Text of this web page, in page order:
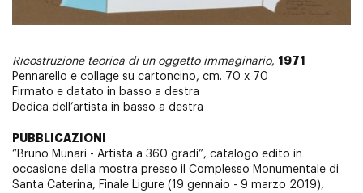
Ricostruzione teorica di un oggetto immaginario, 1971
Pennarello e collage su cartoncino, cm. 70 x 70
Firmato e datato in basso a destra
Dedica dell’artista in basso a destra
PUBBLICAZIONI
“Bruno Munari - Artista a 360 gradi”, catalogo edito in
occasione della mostra presso il Complesso Monumentale di
Santa Caterina, Finale Ligure (19 gennaio - 9 marzo 2019),